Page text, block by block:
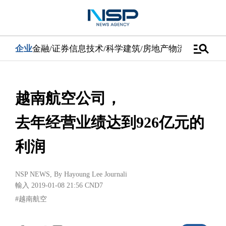
企业金融/证券信息技术/科学建筑/房地产物流/配送汽车
manage_search
越南航空公司，
去年经营业绩达到926亿元的
利润
NSP NEWS, By Hayoung Lee Journali
輸入 2019-01-08 21:56 CND7
#越南航空